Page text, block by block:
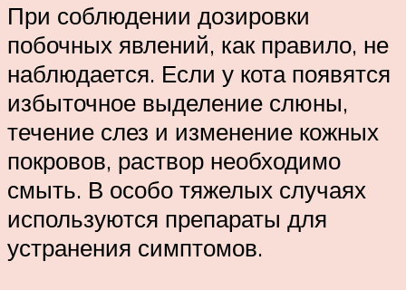
При соблюдении дозировки
побочных явлений, как правило, не
наблюдается. Если у кота появятся
избыточное выделение слюны,
течение слез и изменение кожных
покровов, раствор необходимо
смыть. В особо тяжелых случаях
используются препараты для
устранения симптомов.